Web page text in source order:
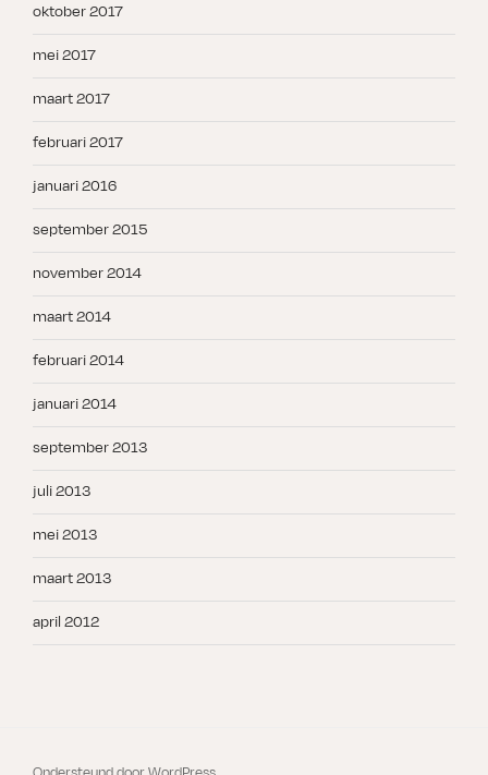
oktober 2017
mei 2017
maart 2017
februari 2017
januari 2016
september 2015
november 2014
maart 2014
februari 2014
januari 2014
september 2013
juli 2013
mei 2013
maart 2013
april 2012